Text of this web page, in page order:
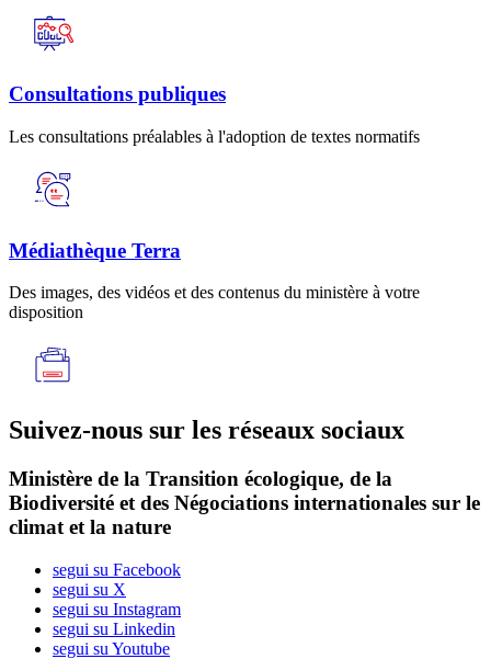
Consultations publiques
Les consultations préalables à l'adoption de textes normatifs
Médiathèque Terra
Des images, des vidéos et des contenus du ministère à votre
disposition
Suivez-nous sur les réseaux sociaux
Ministère de la Transition écologique, de la
Biodiversité et des Négociations internationales sur le
climat et la nature
segui su Facebook
segui su X
segui su Instagram
segui su Linkedin
segui su Youtube